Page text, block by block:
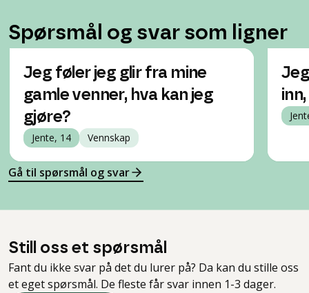
Spørsmål og svar som ligner
Jeg føler jeg glir fra mine
gamle venner, hva kan jeg
gjøre?
Jente, 14 Vennskap
Gå til spørsmål og svar
Still oss et spørsmål
Fant du ikke svar på det du lurer på? Da kan du stille oss
et eget spørsmål. De fleste får svar innen 1-3 dager.